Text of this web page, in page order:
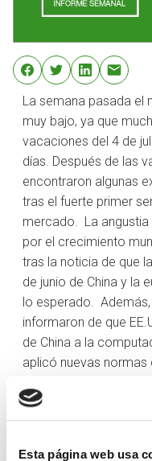
Esta página web usa
La semana pasada el
muy bajo, ya que
vacaciones del 4 de
días. Después de las
encontraron algunas
tras el fuerte primer
mercado. La
por el crecimiento
tras la noticia de que
de junio de China y la
lo esperado.
informaron de que
de China a la
aplicó nuevas normas
germanio.
manufacturero de